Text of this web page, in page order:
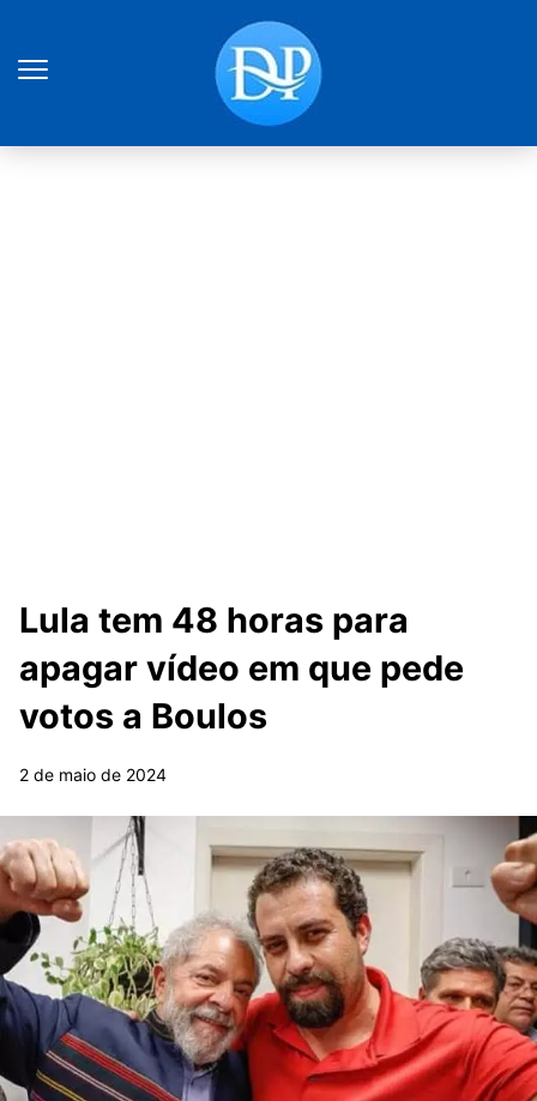
Lula tem 48 horas para
apagar vídeo em que pede
votos a Boulos
2 de maio de 2024